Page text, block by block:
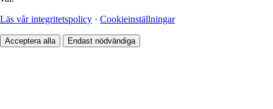
Läs vår integritetspolicy · Cookieinställningar
Acceptera alla Endast nödvändiga